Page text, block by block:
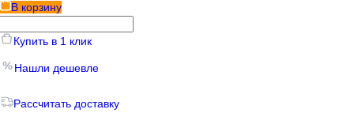
В корзину
Купить в 1 клик
Нашли дешевле
Рассчитать доставку